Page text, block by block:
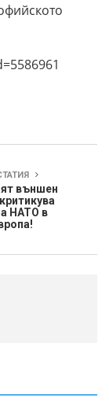
външен
НАТО в